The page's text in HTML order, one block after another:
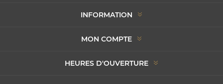
INFORMATION
MON COMPTE
HEURES D'OUVERTURE